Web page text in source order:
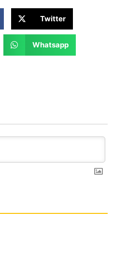
Twitter
Whatsapp